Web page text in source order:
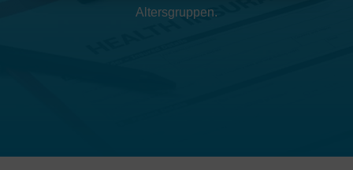
Altersgruppen.